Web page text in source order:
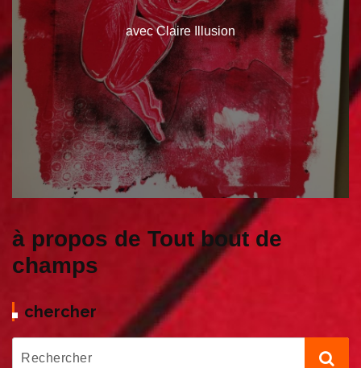
avec Claire Illusion
à propos de Tout bout de
champs
chercher